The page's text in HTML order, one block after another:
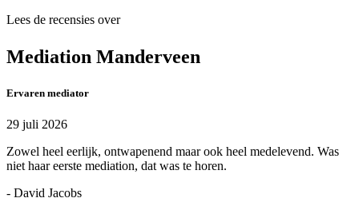
Lees de recensies over
Mediation Manderveen
Ervaren mediator
29 juli 2026
Zowel heel eerlijk, ontwapenend maar ook heel medelevend. Was
niet haar eerste mediation, dat was te horen.
- David Jacobs